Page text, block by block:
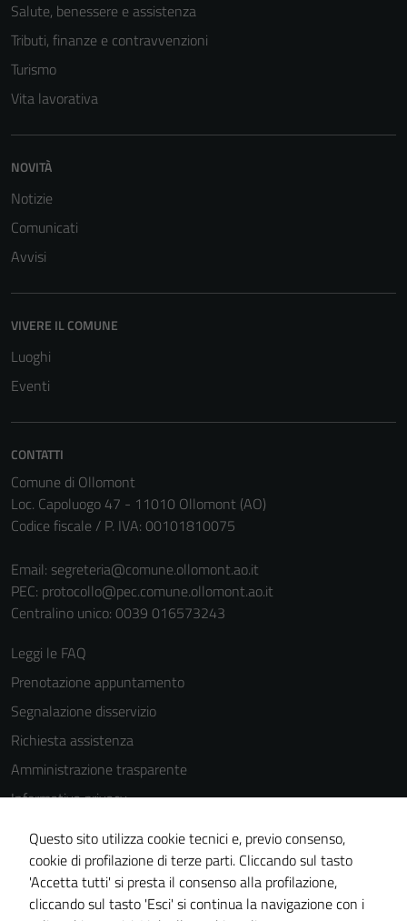
Salute, benessere e assistenza
Tributi, finanze e contravvenzioni
Turismo
Vita lavorativa
NOVITÀ
Notizie
Comunicati
Avvisi
VIVERE IL COMUNE
Luoghi
Eventi
CONTATTI
Comune di Ollomont
Loc. Capoluogo 47 - 11010 Ollomont (AO)
Codice fiscale / P. IVA: 00101810075
Email: segreteria@comune.ollomont.ao.it
PEC: protocollo@pec.comune.ollomont.ao.it
Centralino unico: 0039 016573243
Leggi le FAQ
Prenotazione appuntamento
Segnalazione disservizio
Richiesta assistenza
Amministrazione trasparente
Informativa privacy
Cookie Policy
Note legali
Dichiarazione di accessibilità
Piano di miglioramento del sito
Questo sito utilizza cookie tecnici e, previo consenso,
cookie di profilazione di terze parti. Cliccando sul tasto
'Accetta tutti' si presta il consenso alla profilazione,
cliccando sul tasto 'Esci' si continua la navigazione con i
del sito e non
personali.